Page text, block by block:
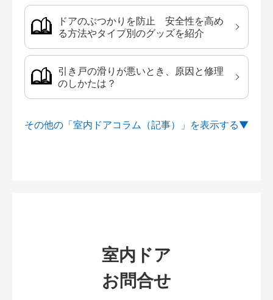
ドアのぶつかりを防止 安全性を高め
る方法やタイプ別のグッズを紹介
引き戸の滑りが悪いとき、原因と修理
のしかたは？
その他の「室内ドアコラム（記事）」を
室内ドア
お問合せ